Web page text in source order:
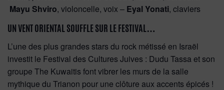
Mayu Shviro, violoncelle, voix – Eyal Yonati, claviers
UN VENT ORIENTAL SOUFFLE SUR LE FESTIVAL…
L’une des plus grandes stars du rock métissé en Israël
investit le Festival des Cultures Juives : Dudu Tassa et son
groupe The Kuwaitis font vibrer les murs de la salle
mythique du Trianon pour une clôture aux accents épicés !